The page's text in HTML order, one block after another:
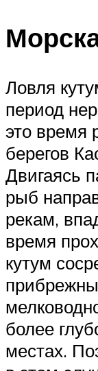
Ловля
период
это время
берегов
Двигаясь
рыб
рекам,
время
кутум
более
местах.